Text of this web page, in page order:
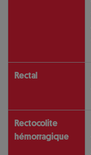
Rectal
Rectocolite
hémorragique